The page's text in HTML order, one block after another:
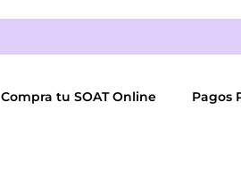
Compra tu SOAT Online Pagos